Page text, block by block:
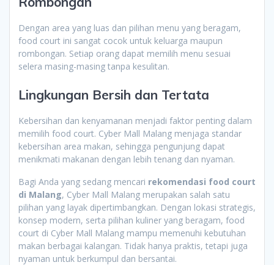
Dengan area yang luas dan pilihan menu yang beragam,
food court ini sangat cocok untuk keluarga maupun
rombongan. Setiap orang dapat memilih menu sesuai
selera masing-masing tanpa kesulitan.
Lingkungan Bersih dan Tertata
Kebersihan dan kenyamanan menjadi faktor penting dalam
memilih food court. Cyber Mall Malang menjaga standar
kebersihan area makan, sehingga pengunjung dapat
menikmati makanan dengan lebih tenang dan nyaman.
Bagi Anda yang sedang mencari rekomendasi food court
di Malang, Cyber Mall Malang merupakan salah satu
pilihan yang layak dipertimbangkan. Dengan lokasi strategis,
konsep modern, serta pilihan kuliner yang beragam, food
court di Cyber Mall Malang mampu memenuhi kebutuhan
makan berbagai kalangan. Tidak hanya praktis, tetapi juga
nyaman untuk berkumpul dan bersantai.